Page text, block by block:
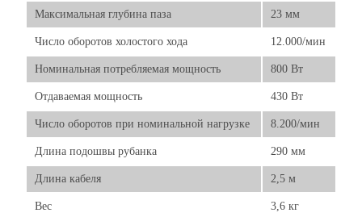
Максимальная глубина паза 23 мм
Число оборотов холостого хода 12.000/мин
Номинальная потребляемая мощность 800 Вт
Отдаваемая мощность 430 Вт
Число оборотов при номинальной нагрузке 8.200/мин
Длина подошвы рубанка 290 мм
Длина кабеля 2,5 м
Вес 3,6 кг